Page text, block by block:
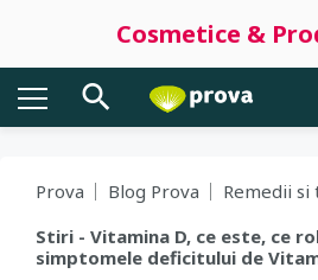
Cosmetice &
Prova Blog Prova
Remedii
Stiri - Vitamina D, ce este, ce
simptomele deficitului de